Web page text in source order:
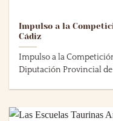
Impulso a la
Cádiz
Impulso a la
Diputación Provincial de